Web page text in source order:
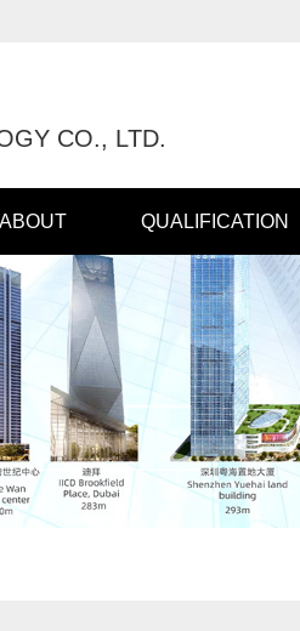
CO., LTD.
ABOUT QUALIFICATION